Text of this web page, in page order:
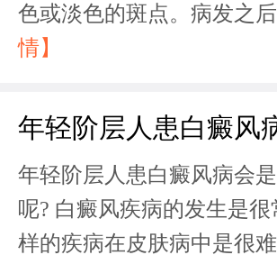
色或淡色的斑点。病发之
情】
年轻阶层人患白癜风病会
呢? 白癜风疾病的发生是
样的疾病在皮肤病中是很